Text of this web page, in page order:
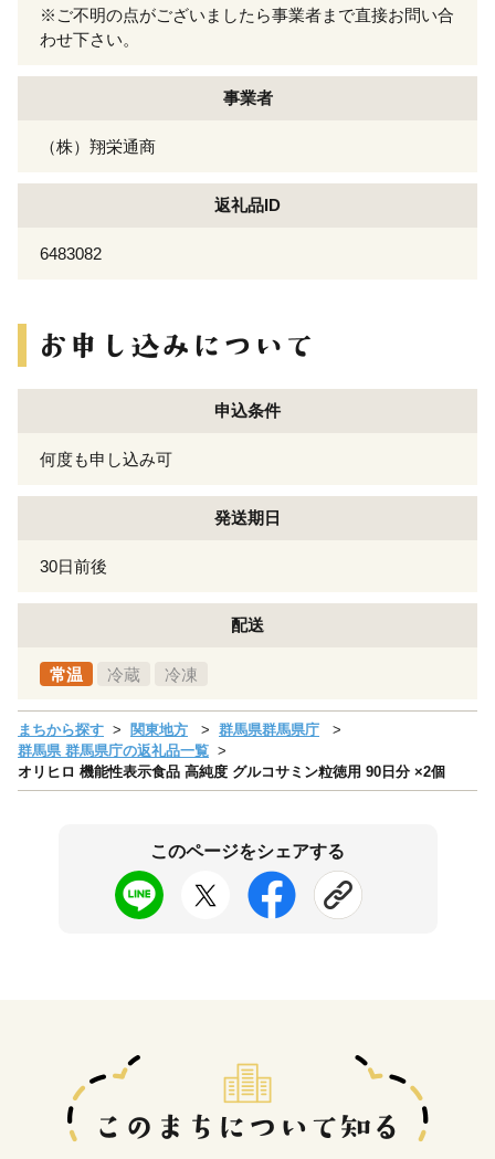
※ご不明の点がございましたら事業者まで直接お問い合
わせ下さい。
事業者
（株）翔栄通商
返礼品ID
6483082
申込条件
何度も申し込み可
発送期日
30日前後
配送
常温 冷蔵 冷凍
まちから探す 関東地方
群馬県群馬県庁
群馬県 群馬県庁の返礼品一覧
オリヒロ 機能性表示食品 高純度 グルコサミン粒徳用 90日分 ×2個
このページをシェアする